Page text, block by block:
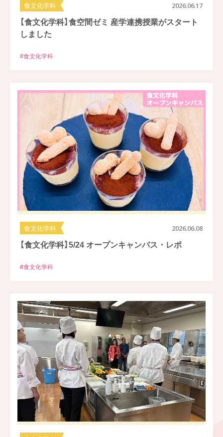
食文化学科 2026.06.17
【食文化学科】食空間ゼミ 産学連携授業がスタート
しました
#食文化学科
食文化学科 2026.06.08
【食文化学科】5/24 オープンキャンパス・レポ
#食文化学科